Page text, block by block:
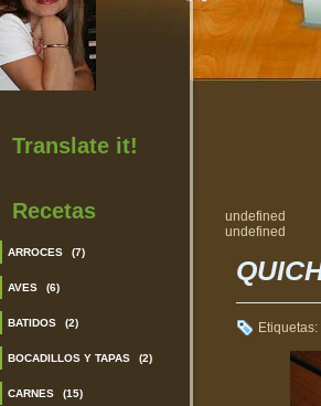
Translate it!
Recetas
ARROCES (7)
AVES (6)
BATIDOS (2)
BOCADILLOS Y TAPAS (2)
CARNES (15)
undefined
undefined
Etiquetas: